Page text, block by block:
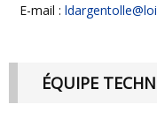
E-mail :
ÉQUIPE